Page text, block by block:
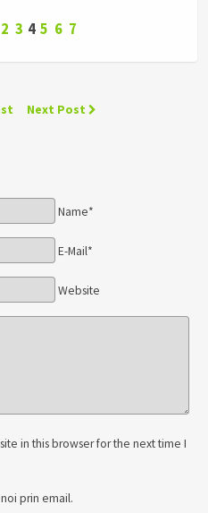
2 3 4 5 6 7
Next Post
Name*
E-Mail*
Website
in this browser for the next time I
prin email.